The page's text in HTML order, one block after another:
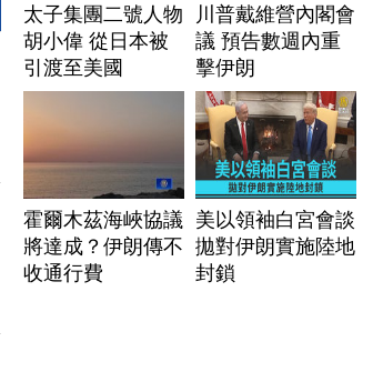
太子集團二號人物
胡小偉 從日本被
引渡至美國
川普戴維營內閣會
議 預告數週內重
擊伊朗
霍爾木茲海峽協議
將達成？伊朗傳不
收通行費
美以領袖白宮會談
拋對伊朗實施陸地
封鎖